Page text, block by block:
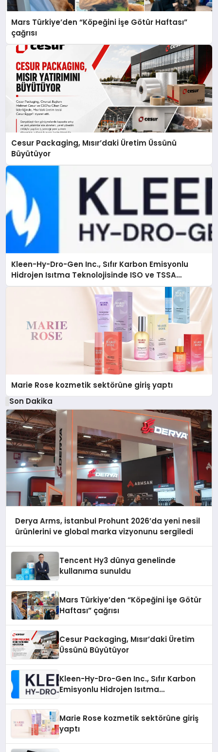
Mars Türkiye’den “Köpeğini İşe Götür Haftası”
çağrısı
Cesur Packaging, Mısır’daki Üretim Üssünü
Büyütüyor
Kleen-Hy-Dro-Gen Inc., Sıfır Karbon Emisyonlu
Hidrojen Isıtma Teknolojisinde ISO ve TSSA
Düzenleyici Onaylarını Aldı
Marie Rose kozmetik sektörüne giriş yaptı
Son Dakika
Derya Arms, İstanbul Prohunt 2026’da yeni nesil
ürünlerini ve global marka vizyonunu sergiledi
Tencent Hy3 dünya genelinde
kullanıma sunuldu
Mars Türkiye’den “Köpeğini İşe Götür
Haftası” çağrısı
Cesur Packaging, Mısır’daki Üretim
Üssünü Büyütüyor
Kleen-Hy-Dro-Gen Inc., Sıfır Karbon
Emisyonlu Hidrojen Isıtma
Marie Rose kozmetik sektörüne giriş
yaptı